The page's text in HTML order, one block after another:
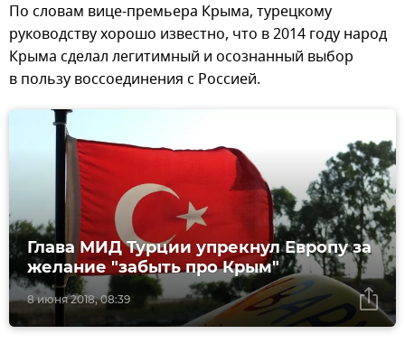
По словам вице-премьера Крыма, турецкому
руководству хорошо известно, что в 2014 году народ
Крыма сделал легитимный и осознанный выбор
в пользу воссоединения с Россией.
8 июня 2018, 08:39
Глава МИД Турции упрекнул Европу за
желание "забыть про Крым"